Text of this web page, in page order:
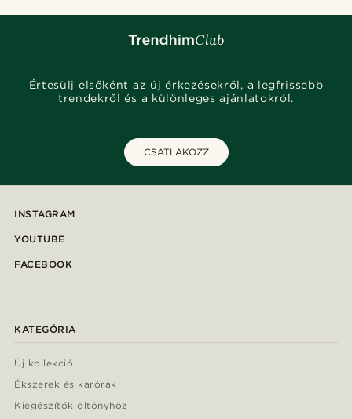
Értesülj elsőként az új érkezésekről, a legfrissebb
trendekről és a különleges ajánlatokról.
CSATLAKOZZ
INSTAGRAM
YOUTUBE
FACEBOOK
KATEGÓRIA
Új kollekció
Ékszerek és karórák
Kiegészítők öltönyhöz